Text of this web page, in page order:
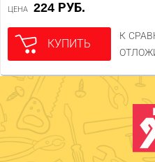
ЦЕНА 224 РУБ.
КУПИТЬ
К